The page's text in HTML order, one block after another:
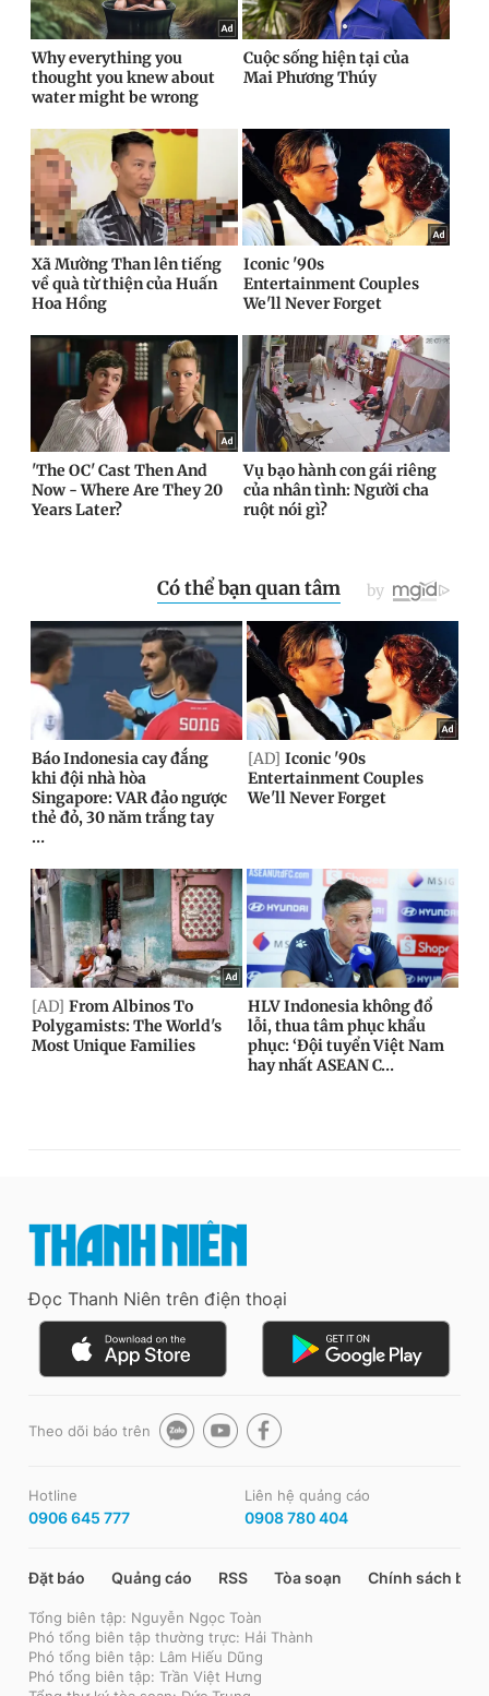
Đọc Thanh Niên trên điện thoại
Theo dõi báo trên
Hotline
0906 645 777
Liên hệ quảng cáo
0908 780 404
Đặt báo Quảng cáo RSS Tòa soạn Chính sách bảo
Tổng biên tập: Nguyễn Ngọc Toàn
Phó tổng biên tập thường trực: Hải Thành
Phó tổng biên tập: Lâm Hiếu Dũng
Phó tổng biên tập: Trần Việt Hưng